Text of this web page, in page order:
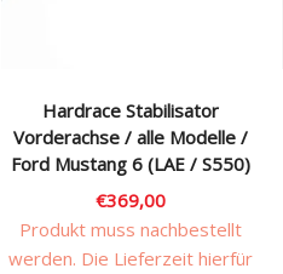
Hardrace Stabilisator
Vorderachse / alle Modelle /
Ford Mustang 6 (LAE / S550)
€369,00
Produkt muss nachbestellt
werden. Die Lieferzeit hierfür